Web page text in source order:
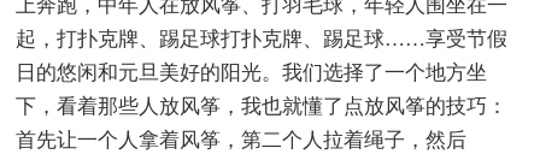
上奔跑，中年人在放风筝、打羽毛球，年轻人围坐在一
起，打扑克牌、踢足球打扑克牌、踢足球……享受节假
日的悠闲和元旦美好的阳光。我们选择了一个地方坐
下，看着那些人放风筝，我也就懂了点放风筝的技巧：
首先让一个人拿着风筝，第二个人拉着绳子，然后